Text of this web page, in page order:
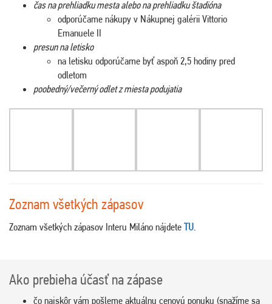
čas na prehliadku mesta alebo na prehliadku štadióna
odporúčame nákupy v Nákupnej galérii Vittorio
Emanuele II
presun na letisko
na letisku odporúčame byť aspoň 2,5 hodiny pred
odletom
poobedný/večerný odlet z miesta podujatia
Zoznam všetkých zápasov
Zoznam všetkých zápasov Interu Miláno nájdete TU.
Ako prebieha účasť na zápase
čo najskôr vám pošleme aktuálnu cenovú ponuku (snažíme sa